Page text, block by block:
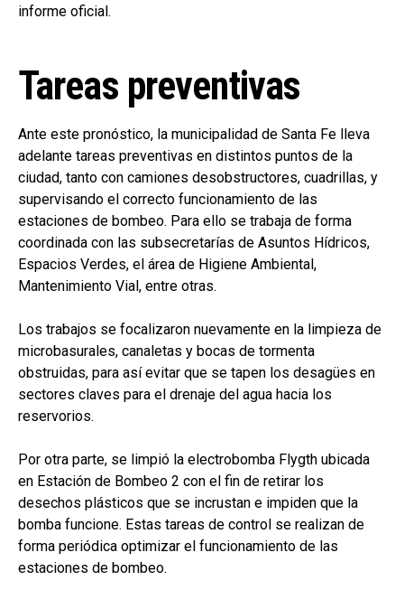
informe oficial.
Tareas preventivas
Ante este pronóstico, la municipalidad de Santa Fe lleva
adelante tareas preventivas en distintos puntos de la
ciudad, tanto con camiones desobstructores, cuadrillas, y
supervisando el correcto funcionamiento de las
estaciones de bombeo. Para ello se trabaja de forma
coordinada con las subsecretarías de Asuntos Hídricos,
Espacios Verdes, el área de Higiene Ambiental,
Mantenimiento Vial, entre otras.
Los trabajos se focalizaron nuevamente en la limpieza de
microbasurales, canaletas y bocas de tormenta
obstruidas, para así evitar que se tapen los desagües en
sectores claves para el drenaje del agua hacia los
reservorios.
Por otra parte, se limpió la electrobomba Flygth ubicada
en Estación de Bombeo 2 con el fin de retirar los
desechos plásticos que se incrustan e impiden que la
bomba funcione. Estas tareas de control se realizan de
forma periódica optimizar el funcionamiento de las
estaciones de bombeo.